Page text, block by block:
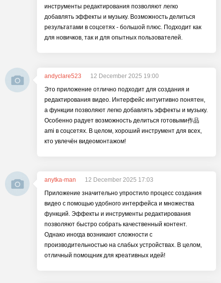
инструменты редактирования позволяют легко
добавлять эффекты и музыку. Возможность делиться
результатами в соцсетях - большой плюс. Подходит как
для новичков, так и для опытных пользователей.
andyclare523
12 December 2025 19:00
Это приложение отлично подходит для создания и
редактирования видео. Интерфейс интуитивно понятен,
а функции позволяют легко добавлять эффекты и музыку.
Особенно радует возможность делиться готовыми作品
ami в соцсетях. В целом, хороший инструмент для всех,
кто увлечён видеомонтажом!
anytka-man
12 December 2025 17:03
Приложение значительно упростило процесс создания
видео с помощью удобного интерфейса и множества
функций. Эффекты и инструменты редактирования
позволяют быстро собрать качественный контент.
Однако иногда возникают сложности с
производительностью на слабых устройствах. В целом,
отличный помощник для креативных идей!